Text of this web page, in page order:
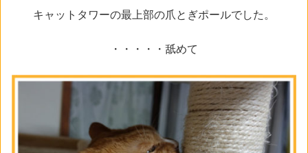
キャットタワーの最上部の爪とぎポールでした。
・・・・・舐めて